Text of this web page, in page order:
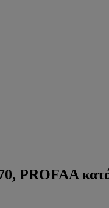
PROFAA